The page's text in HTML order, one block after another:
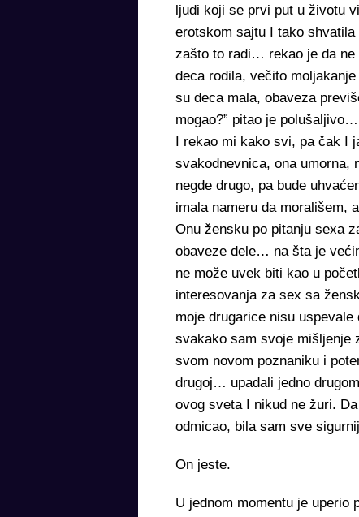
ljudi koji se prvi put u životu
erotskom sajtu I tako
zašto to radi… rekao je da
deca rodila, večito
su deca mala, obaveza
mogao?” pitao je
I rekao mi kako svi, pa čak I
svakodnevnica, ona
negde drugo, pa bude
imala nameru da morališem,
Onu žensku po pitanju sexa
obaveze dele… na šta je
ne može uvek biti kao u
interesovanja za sex sa
moje drugarice nisu
svakako sam svoje mišljenje
svom novom poznaniku i
drugoj… upadali jedno
ovog sveta I nikud ne žuri.
odmicao, bila sam sve
On jeste.
U jednom momentu je uperio